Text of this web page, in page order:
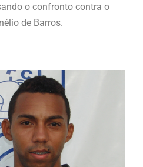
o confronto contra o
de Barros.